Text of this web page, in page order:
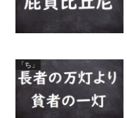
「ち」